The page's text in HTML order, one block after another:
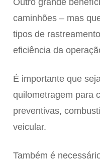
Outro grande
caminhões – mas
tipos de
eficiência da
É importante que
quilometragem para
preventivas,
veicular.
Também é